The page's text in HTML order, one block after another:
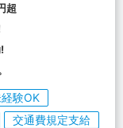
超
験OK
交通費規定支給